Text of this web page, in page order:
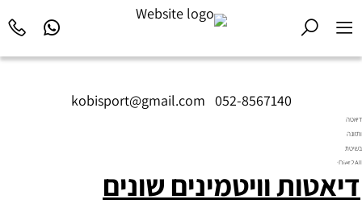
kobisport@gmail.com 052-8567140
דיאטה
ותזונה
בשיטת
Diet2All:
שמאחורי
דיאטות וויטמינים שונים